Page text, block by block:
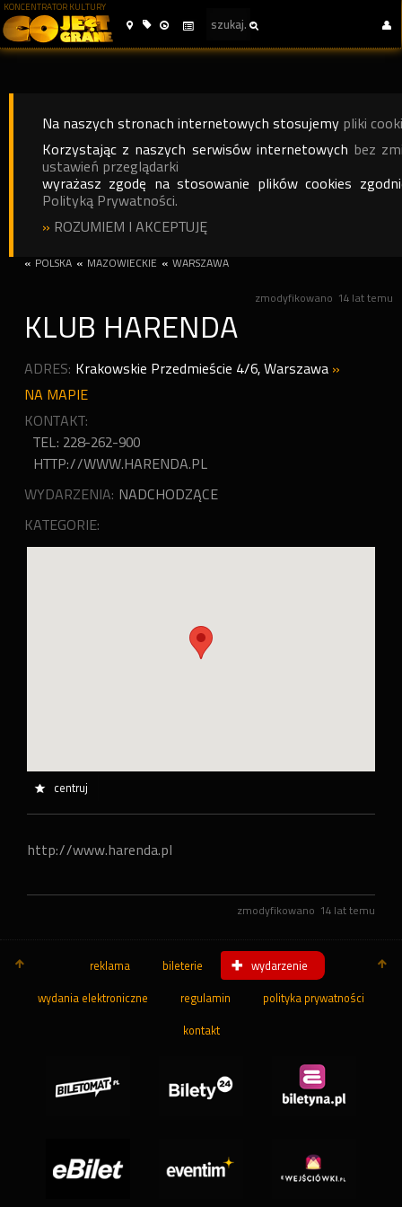
KONCENTRATOR KULTURY
Na naszych stronach internetowych stosujemy pliki
Korzystając z naszych serwisów internetowych bez
ustawień przeglądarki
wyrażasz zgodę na stosowanie plików cookies
Polityką Prywatności.
» ROZUMIEM I AKCEPTUJĘ
« POLSKA « MAZOWIECKIE « WARSZAWA
zmodyfikowano 14 lat temu
KLUB HARENDA
ADRES: Krakowskie Przedmieście 4/6,Warszawa »
NA MAPIE
KONTAKT:
TEL: 228-262-900
HTTP://WWW.HARENDA.PL
WYDARZENIA: NADCHODZĄCE
KATEGORIE:
centruj
http://www.harenda.pl
zmodyfikowano 14 lat temu
reklama bileterie wydarzenie
wydania elektroniczne regulamin polityka prywatności
kontakt